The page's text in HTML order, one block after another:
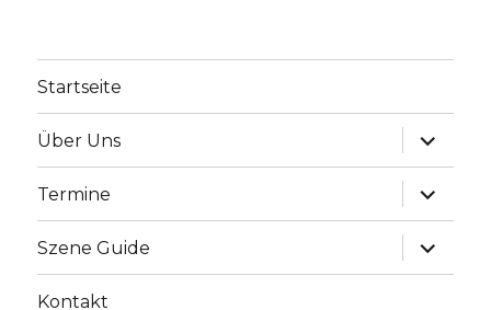
Startseite
Über Uns
Termine
Szene Guide
Kontakt